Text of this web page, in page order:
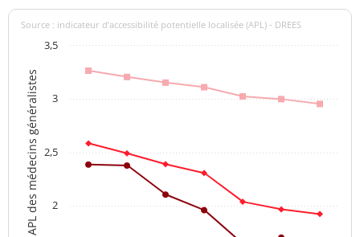
APL des médecins généralistes
Source : indicateur d’accessibilité potentielle localisée (APL) - DREES
2
2,5
3
3,5